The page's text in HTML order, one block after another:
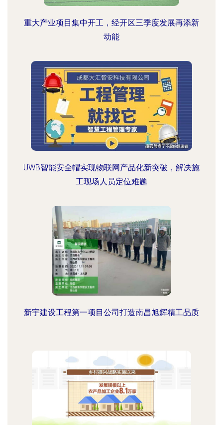
重大产业项目集中开工，经开区三季度发展再添新
动能
UWB智能安全帽实现物联网产品化新突破，解决施
工现场人员定位难题
新宇建设工程第一项目公司打造南昌旭辉精工品质